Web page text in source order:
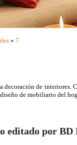
» 7
decoración de interiores.
de mobiliario del
editado por BD